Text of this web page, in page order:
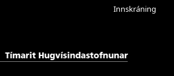
Innskráning